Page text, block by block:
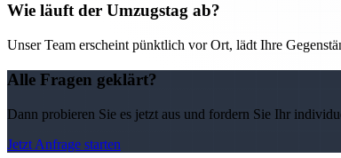
Wie läuft der Umzugstag ab?
Unser Team erscheint pünktlich vor Ort, lädt Ihre
Alle Fragen geklärt?
Dann probieren Sie es jetzt aus und fordern Sie Ihr
Jetzt Anfrage starten